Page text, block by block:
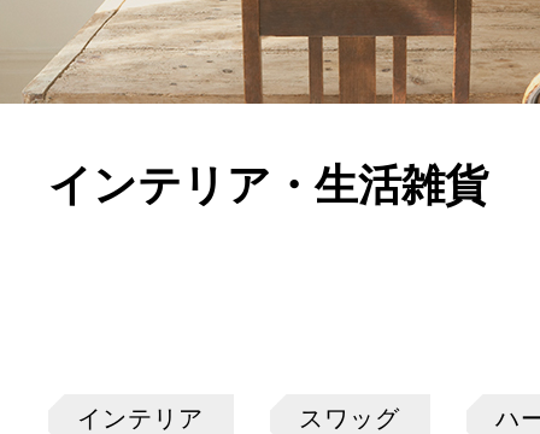
インテリア・生活雑貨
インテリア スワッグ ハ